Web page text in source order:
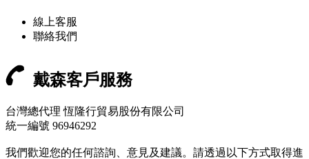
線上客服
聯絡我們
戴森客戶服務
台灣總代理 恆隆行貿易股份有限公司
統一編號 96946292
我們歡迎您的任何諮詢、意見及建議。請透過以下方式取得進